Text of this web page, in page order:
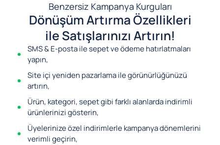
Benzersiz Kampanya Kurguları
Dönüşüm Artırma Özellikleri
ile Satışlarınızı Artırın!
SMS & E-posta ile sepet ve ödeme hatırlatmaları
yapın,
Site içi yeniden pazarlama ile görünürlüğünüzü
artırın,
Ürün, kategori, sepet gibi farklı alanlarda indirimli
ürünlerinizi gösterin,
Üyelerinize özel indirimlerle kampanya dönemlerini
verimli geçirin,